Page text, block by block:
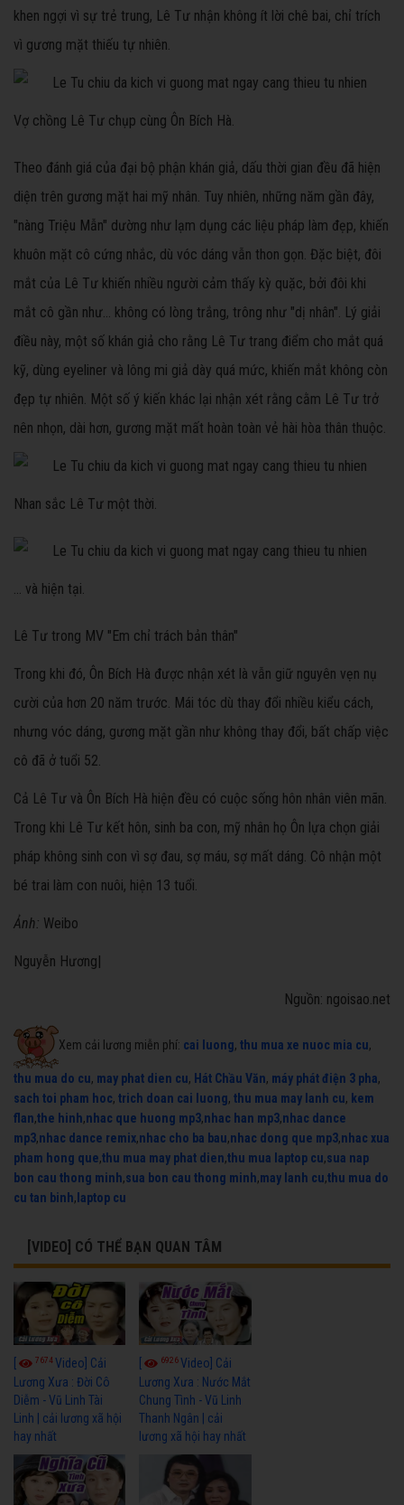
khen ngợi vì sự trẻ trung, Lê Tư nhận không ít lời chê bai, chỉ trích
vì gương mặt thiếu tự nhiên.
Vợ chồng Lê Tư chụp cùng Ôn Bích Hà.
Theo đánh giá của đại bộ phận khán giả, dấu thời gian đều đã hiện
diện trên gương mặt hai mỹ nhân. Tuy nhiên, những năm gần đây,
"nàng Triệu Mẫn" dường như lạm dụng các liệu pháp làm đẹp, khiến
khuôn mặt cô cứng nhắc, dù vóc dáng vẫn thon gọn. Đặc biệt, đôi
mắt của Lê Tư khiến nhiều người cảm thấy kỳ quặc, bởi đôi khi
mắt cô gần như... không có lòng trắng, trông như "dị nhân". Lý giải
điều này, một số khán giả cho rằng Lê Tư trang điểm cho mắt quá
kỹ, dùng eyeliner và lông mi giả dày quá mức, khiến mắt không còn
đẹp tự nhiên. Một số ý kiến khác lại nhận xét rằng cằm Lê Tư trở
nên nhọn, dài hơn, gương mặt mất hoàn toàn vẻ hài hòa thân thuộc.
Nhan sắc Lê Tư một thời.
... và hiện tại.
Lê Tư trong MV "Em chỉ trách bản thân"
Trong khi đó, Ôn Bích Hà được nhận xét là vẫn giữ nguyên vẹn nụ
cười của hơn 20 năm trước. Mái tóc dù thay đổi nhiều kiểu cách,
nhưng vóc dáng, gương mặt gần như không thay đổi, bất chấp việc
cô đã ở tuổi 52.
Cả Lê Tư và Ôn Bích Hà hiện đều có cuộc sống hôn nhân viên mãn.
Trong khi Lê Tư kết hôn, sinh ba con, mỹ nhân họ Ôn lựa chọn giải
pháp không sinh con vì sợ đau, sợ máu, sợ mất dáng. Cô nhận một
bé trai làm con nuôi, hiện 13 tuổi.
Ảnh: Weibo
Nguyễn Hương|
Nguồn: ngoisao.net
Xem cải lương miễn phí: cai luong, thu mua xe nuoc mia cu,
thu mua do cu, may phat dien cu, Hát Chầu Văn, máy phát điện 3 pha,
sach toi pham hoc, trich doan cai luong, thu mua may lanh cu, kem
flan,the hinh,nhac que huong mp3,nhac han mp3,nhac dance
mp3,nhac dance remix,nhac cho ba bau,nhac dong que mp3,nhac xua
pham hong que,thu mua may phat dien,thu mua laptop cu,sua nap
bon cau thong minh,sua bon cau thong minh,may lanh cu,thu mua do
cu tan binh, laptop cu
[VIDEO] CÓ THỂ BẠN QUAN TÂM
7674Video] Cải
Lương Xưa : Đời Cô
Diễm - Vũ Linh Tài
Linh | cải lương xã hội
hay nhất
6926Video] Cải
Lương Xưa : Nước Mắt
Chung Tình - Vũ Linh
Thanh Ngân | cải
lương xã hội hay nhất